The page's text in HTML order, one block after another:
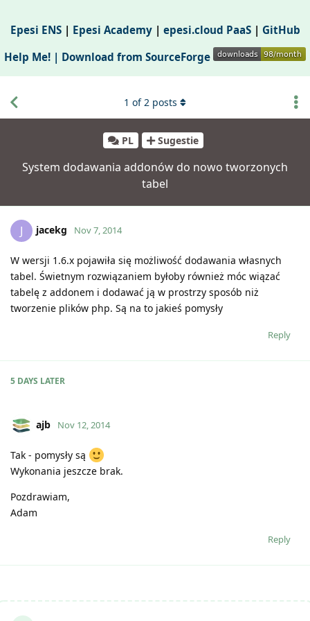
Epesi ENS| Epesi Academy| epesi.cloud PaaS| GitHub
Help Me! | Download from SourceForge
PL Sugestie
System dodawania addonów do nowo tworzonych
tabel
1 of 2 posts
J jacekg Nov 7, 2014
W wersji 1.6.x pojawiła się możliwość dodawania własnych
tabel. Świetnym rozwiązaniem byłoby również móc wiązać
tabelę z addonem i dodawać ją w prostrzy sposób niż
tworzenie plików php. Są na to jakieś pomysły
Reply
5 DAYS LATER
ajb Nov 12, 2014
Tak - pomysły są
Wykonania jeszcze brak.
Pozdrawiam,
Adam
Reply